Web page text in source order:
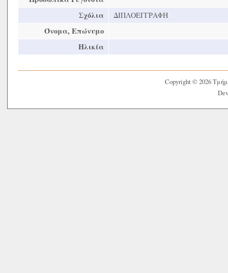
Σχόλια
ΔΙΠΛΟΕΓΓΡΑΦΗ
Όνομα, Επώνυμο
Ηλικία
Copyright © 2026